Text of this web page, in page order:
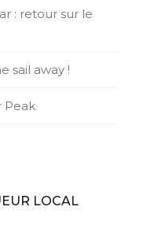
: retour sur le
sail away !
Peak
LOCAL